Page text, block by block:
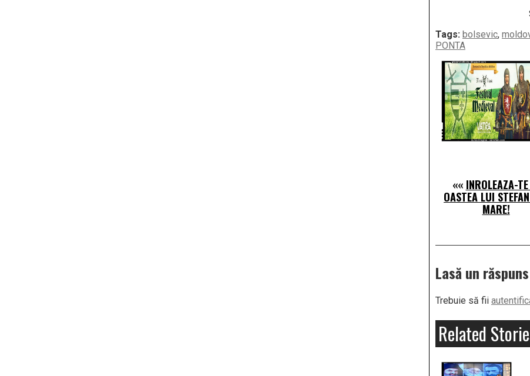
Tags: bolsevic,
PONTA
«« INROLEAZA-
OASTEA LUI
MARE!
Lasă un răspuns
Trebuie să fii
Related